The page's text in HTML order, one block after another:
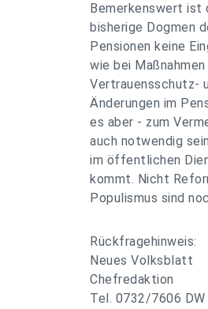
Bemerkenswert ist
bisherige Dogmen
Pensionen keine
wie bei
Vertrauensschutz-
Änderungen im
es aber - zum
auch notwendig
im öffentlichen
kommt. Nicht
Populismus sind
Rückfragehinweis:
Neues Volksblatt
Chefredaktion
Tel. 0732/7606 DW